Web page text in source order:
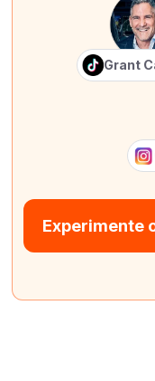
Grant
Experimente